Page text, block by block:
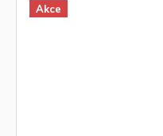
Akce